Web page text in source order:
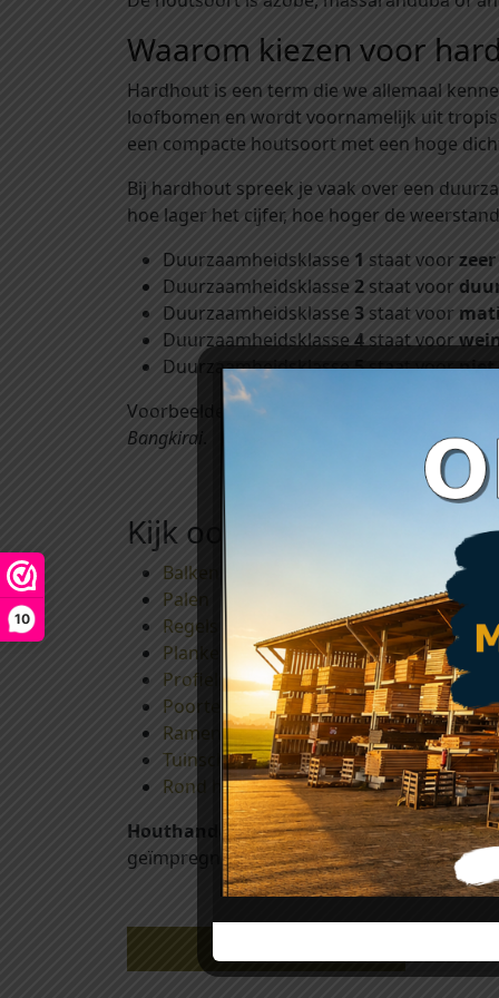
10
Waarom kiezen voor
Hardhout is een term die we allemaal
loofbomen en wordt voornamelijk uit
een compacte houtsoort met een hoge
Bij hardhout spreek je vaak over een
hoe lager het cijfer, hoe hoger de
Duurzaamheidsklasse 1 staat voor
Duurzaamheidsklasse 2 staat voor
Duurzaamheidsklasse 3 staat voor
Duurzaamheidsklasse4staat voor
Duurzaamheidsklasse5staat voorniet
Voorbeelden van hardhoutsoorten die
Bangkirai
Kijk ook eens bij:
Balken
Palen
Regels en Ribben
Planken
Profielplanken
Poorten met stalen frames
Ramen, deuren en shutters
Tuinschermen
Rond hout
Houthandel Tilburgis al vele jaren actief
geïmpregneerd hout, afkomstig uit